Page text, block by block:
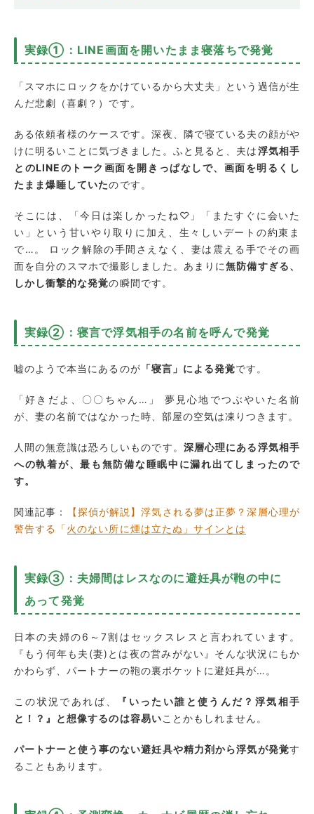
実録①：LINE画面を開いたまま寝落ちで発覚
「スマホにロックをかけているから大丈夫」という過信が生
んだ悲劇（喜劇？）です。
ある依頼者様のケースです。深夜、隣で寝ている夫の顔がや
けに明るいことに気づきました。ふと見ると、夫は浮気相手
とのLINEのトーク画面を開きっぱなしで、画面を明るくし
たまま爆睡していたのです。
そこには、「今日は楽しかったね♡」「またすぐに会いた
い」という甘いやり取りに加え、生々しいデートの約束ま
で…。 ロック解除の手間さえなく、妻は震える手でその画
面を自分のスマホで撮影しました。あまりに無防備すぎる、
しかし衝撃的な発覚の瞬間です。
実録②：寝言で浮気相手の名前を呼んで発覚
嘘のようで本当にあるのが 「寝言」による発覚です。
「好きだよ、〇〇ちゃん…」 夢見心地でつぶやいた名前
が、妻の名前ではなかった時、部屋の空気は凍りつきます。
人間の無意識は恐ろしいものです。 深層心理にある浮気相手
への執着が、最も無防備な睡眠中に漏れ出てしまったので
す。
関連記事：
【探偵が解説】浮気される夢は正夢？深層心理が
警告する「火のない所に煙は立たぬ」サインとは
実録③：夫婦間はレスなのに避妊具が鞄の中に
あって発覚
日本の夫婦の6～7割はセックスレスと言われています。
『もう何年も夫(妻)とは夜の営みがない』そんな状況にもか
かわらず、パートナーの鞄の裏ポケットに避妊具が…。
この状況であれば、
『いったい誰と使うんだ？浮気相手
と！？』と想像するのは容易いことかもしれません。
パートナーと使う事のない避妊具や精力剤から浮気が発覚す
ることもあります。